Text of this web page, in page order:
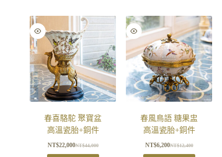
春喜駱駝 聚寶盆
高溫瓷胎+銅件
NT$44,000
NT$22,000
春風鳥語 糖果盅
高溫瓷胎+銅件
NT$12,400
NT$6,200